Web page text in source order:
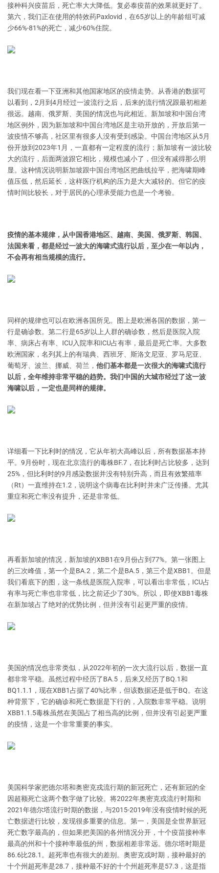
接种科兴疫苗后，死亡率大大降低。复必泰疫苗的效果就更好了。
第六，我们正在使用的特效药Paxlovid，在65岁以上的年龄组可减
少66%-81%的死亡，减少60%住院。
我们现在看一下亚洲和其他国家地区的疫情走势。从香港的数据可
以看到，2月到4月经过一波流行之后，后来的流行情况跟最初相差
很远。越南、俄罗斯、美国的情况也与此相近。新加坡和中国台湾
地区例外，因为新加坡和中国台湾地区是主动开放的，开放后第一
波疫情不够高，社区里有很多人没有受到感染。中国台湾地区从5月
份开放到2023年1月，一直都有一定程度的流行；新加坡有一波比较
大的流行，后面两波跟它相比，规模也减小了，但没有减得那么明
显。这种情况说明新加坡跟中国台湾地区把曲线拉平，把海啸期峰
值压低，然后延长，这样医疗机构的压力是大大减轻的。但它的疫
情时间比较长，对于居民的心理承受能力也是一个考验。
疫情的基本规律，从中国香港地区、越南、美国、俄罗斯、韩国、
法国来看，都是经过一波大的海啸式流行以后，至少在一年以内，
不会再有相当规模的流行。
同样的规律也可以在欧洲各国所见。图上是欧洲各国的数据，第一
行是确诊数。第二行是65岁以上人群的确诊数，然后是医院入院
率、病床占有率、ICU入院率和ICU占有率，最后是死亡率。大多数
欧洲国家，名列其上的有瑞典、西班牙、斯洛文尼亚、罗马尼亚、
葡萄牙、波兰、挪威、荷兰， 他们基本都是一次很大的海啸式流行
以后，全年维持非常平稳的趋势。我们中国的大城市经过了这一波
海啸以后，一定也是同样的规律。
详细看一下比利时的情况，它从年初大高峰以后，所有数据基本持
平。9月份时，现在北京流行的毒株BF.7，在比利时占比较多，达到
25%，但比利时的9月感染数据并没有特别升高，而且有效繁殖率
（Rt）一直维持在1.2，说明这个病毒在比利时并未广泛传播。尤其
重症和死亡率没有提升，还是非常低。
再看新加坡的情况，新加坡的XBB1在9月份占到77%。第一张图上
的三次峰值，第一个是BA.2，第二个是BA.5，第三个是XBB1。但是
我们看底下的图，这一条线是医院入院率，可以看出非常低，ICU占
有率与死亡率也非常低，比之前还少了30%。所以，即使XBB1毒株
在新加坡占了绝对的优势比例，但并没有引起更严重的疫情。
美国的情况也非常类似，从2022年初的一次大流行以后，数据一直
都非常平稳。虽然过程中经历了BA.5，后来又经历了BQ.1和
BQ1.1.1，现在XBB1占据了40%比率，但该数据还是低于BQ。在这
种背景下，它的确诊和死亡数据是下行的，入院数非常平稳。说明
XBB1.1.5毒株虽然在美国占了相当高的比例，但并没有引起更严重
的疫情，这是一个非常重要的事实。
美国科学家把德尔塔和奥密克戎流行期的新冠死亡，还有新冠的全
因超额死亡这两个数字做了比较。将2022年奥密克戎流行时期和
2021年德尔塔流行时期的数据，与2015-2019年没有疫情时候的死
亡数据进行比较，发现很多重要的信息。第一，美国是全世界新冠
死亡数字最高的，但如果把美国的各州情况分开，十个疫苗接种率
最高的州和十个接种率最低的州，数据相差非常远。德尔塔时期是
86.6比28.1。超死率也有很大的差别。奥密克戎时期，接种最好的
十个州超死率是28.7，接种最不好的十个州超死率是57.3，这是指